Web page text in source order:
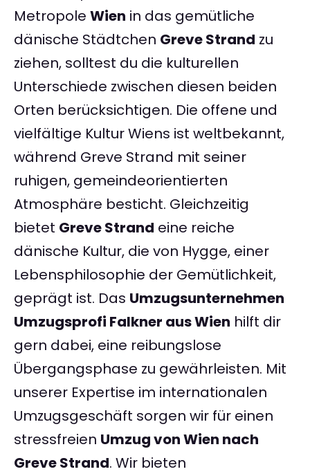
Metropole Wien in das gemütliche
dänische Städtchen Greve Strand zu
ziehen, solltest du die kulturellen
Unterschiede zwischen diesen beiden
Orten berücksichtigen. Die offene und
vielfältige Kultur Wiens ist weltbekannt,
während Greve Strand mit seiner
ruhigen, gemeindeorientierten
Atmosphäre besticht. Gleichzeitig
bietet Greve Strand eine reiche
dänische Kultur, die von Hygge, einer
Lebensphilosophie der Gemütlichkeit,
geprägt ist. Das Umzugsunternehmen
Umzugsprofi Falkner aus Wien hilft dir
gern dabei, eine reibungslose
Übergangsphase zu gewährleisten. Mit
unserer Expertise im internationalen
Umzugsgeschäft sorgen wir für einen
stressfreien Umzug von Wien nach
Greve Strand. Wir bieten